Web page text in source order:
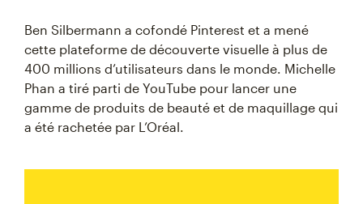
Ben Silbermann a cofondé Pinterest et a mené
cette plateforme de découverte visuelle à plus de
400 millions d’utilisateurs dans le monde. Michelle
Phan a tiré parti de YouTube pour lancer une
gamme de produits de beauté et de maquillage qui
a été rachetée par L’Oréal.